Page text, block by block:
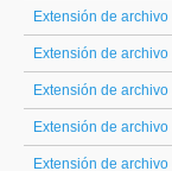
Extensión de archivo
Extensión de archivo
Extensión de archivo
Extensión de archivo
Extensión de archivo